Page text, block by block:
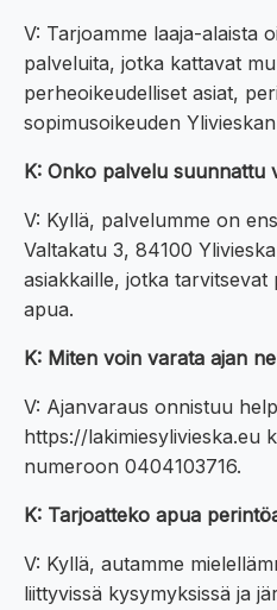
V: Tarjoamme laaja-alaista
palveluita, jotka kattavat
perheoikeudelliset asiat,
sopimusoikeuden
K: Onko palvelu suunnattu
V: Kyllä, palvelumme on
Valtakatu 3, 84100
asiakkaille, jotka tarvitsevat
apua.
K: Miten voin varata ajan
V: Ajanvaraus onnistuu
https://lakimiesylivieska.eu
numeroon 0404103716.
K: Tarjoatteko apua
V: Kyllä, autamme
liittyvissä kysymyksissä ja